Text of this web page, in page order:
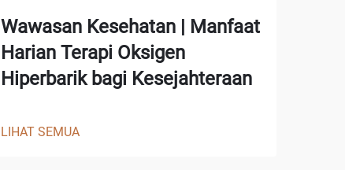
Wawasan Kesehatan | Manfaat
Harian Terapi Oksigen
Hiperbarik bagi Kesejahteraan
LIHAT SEMUA